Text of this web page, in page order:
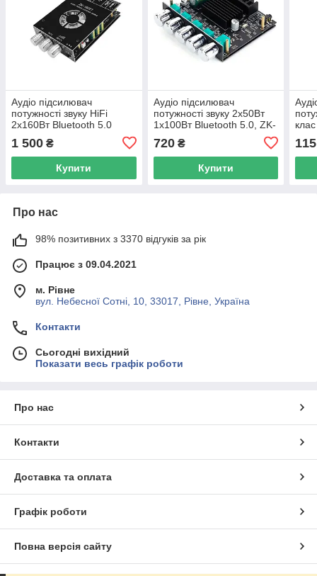
Аудіо підсилювач
потужності звуку HiFi
2x160Вт Bluetooth 5.0
1 500 ₴
Купити
Аудіо підсилювач
потужності звуку 2x50Вт
1x100Вт Bluetooth 5.0, ZK-
720₴
Купити
115
Про нас
98% позитивних з 3370 відгуків за рік
Працює з 09.04.2021
м. Рівне
вул. Небесної Сотні, 10, 33017, Рівне, Україна
Контакти
Сьогодні вихідний
Показати весь графік роботи
Про нас
Контакти
Доставка та оплата
Графік роботи
Повна версія сайту